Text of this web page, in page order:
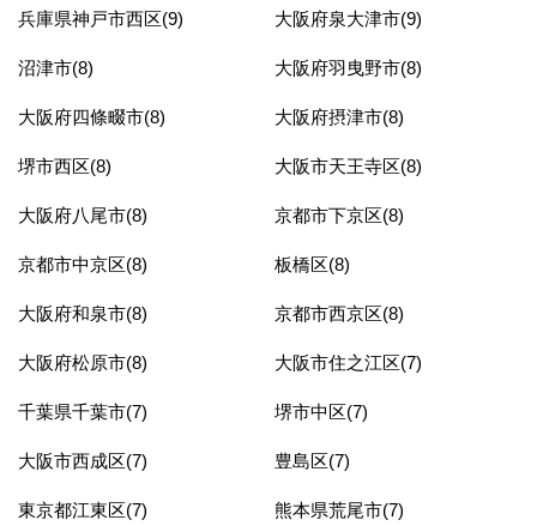
兵庫県神戸市西区(9) 大阪府泉大津市(9)
沼津市(8) 大阪府羽曳野市(8)
大阪府四條畷市(8) 大阪府摂津市(8)
堺市西区(8) 大阪市天王寺区(8)
大阪府八尾市(8) 京都市下京区(8)
京都市中京区(8) 板橋区(8)
大阪府和泉市(8) 京都市西京区(8)
大阪府松原市(8) 大阪市住之江区(7)
千葉県千葉市(7) 堺市中区(7)
大阪市西成区(7) 豊島区(7)
東京都江東区(7) 熊本県荒尾市(7)